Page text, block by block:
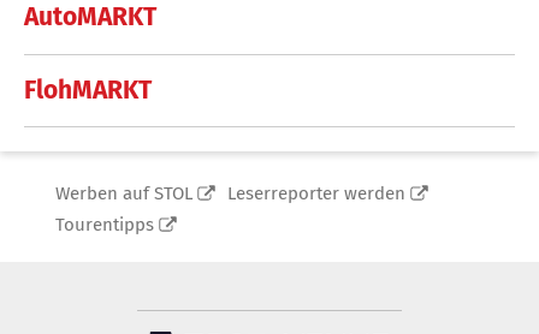
AutoMARKT
FlohMARKT
Werben auf STOL
Leserreporter werden
Tourentipps